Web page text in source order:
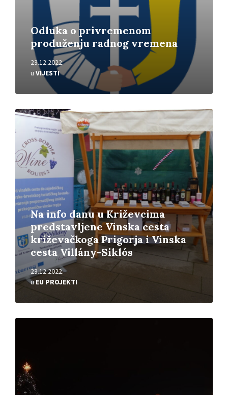
Odluka o privremenom
produženju radnog vremena
23.12.2022.
u VIJESTI
Na info danu u Križevcima
predstavljene Vinska cesta
križevačkoga Prigorja i Vinska
cesta Villány-Siklós
23.12.2022.
uEU PROJEKTI
Pročitajte
Pročitajte